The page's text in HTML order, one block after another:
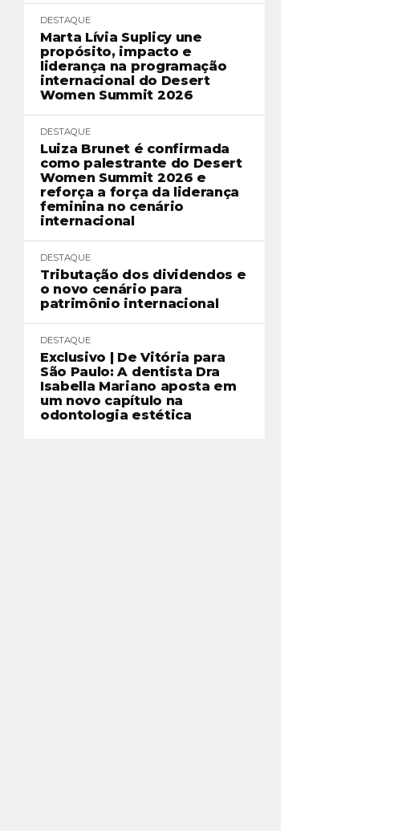
DESTAQUE
Marta Lívia Suplicy une
propósito, impacto e
liderança na programação
internacional do Desert
Women Summit 2026
DESTAQUE
Luiza Brunet é confirmada
como palestrante do Desert
Women Summit 2026 e
reforça a força da liderança
feminina no cenário
internacional
DESTAQUE
Tributação dos dividendos e
o novo cenário para
patrimônio internacional
DESTAQUE
Exclusivo | De Vitória para
São Paulo: A dentista Dra
Isabella Mariano aposta em
um novo capítulo na
odontologia estética